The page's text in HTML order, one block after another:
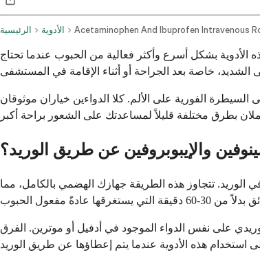
الرئيسية الأدوية Acetaminophen And Ibuprofen Intravenous
الأدوية بشكل أسرع وأكثر فعالية من الحبوب عندما تحتاج
الفورية على الألم. كلا الدواءين خياران موثوقان
والإيبوبروفين عن طريق الوريد؟
الوريد. تتجاوز هذه الطريقة جهازك الهضمي بالكامل، مما
على نفس الدواء الموجود في أدفيل أو موترين. الفرق